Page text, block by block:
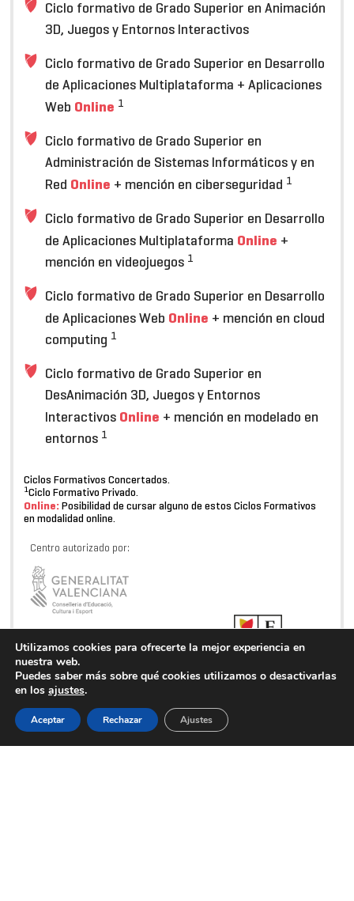
Ciclo formativo de Grado Superior en Animación
3D, Juegos y Entornos Interactivos
Ciclo formativo de Grado Superior en Desarrollo
de Aplicaciones Multiplataforma + Aplicaciones
Web Online 1
Ciclo formativo de Grado Superior en
Administración de Sistemas Informáticos y en
Red Online + mención en ciberseguridad 1
Ciclo formativo de Grado Superior en Desarrollo
de Aplicaciones Multiplataforma Online +
mención en videojuegos 1
Ciclo formativo de Grado Superior en Desarrollo
de Aplicaciones Web Online + mención en cloud
computing 1
Ciclo formativo de Grado Superior en
DesAnimación 3D, Juegos y Entornos
Interactivos Online + mención en modelado en
entornos 1
Ciclos Formativos Concertados.
1Ciclo Formativo Privado.
Online:Posibilidad de cursar alguno de estos Ciclos Formativos
en modalidad online.
Centro autorizado por:
Utilizamos cookies para ofrecerte la mejor experiencia en
nuestra web.
Puedes saber más sobre qué cookies utilizamos o desactivarlas
en los ajustes.
Aceptar Rechazar Ajustes